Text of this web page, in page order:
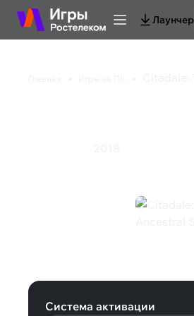
Лаунчер
Система активации